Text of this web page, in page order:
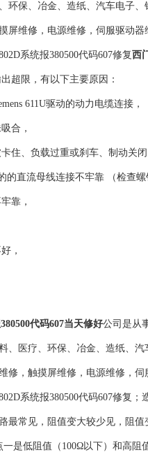
环保、冶金、造纸、汽车电子
屏维修，电源维修，伺服驱动
系统报380500代码607修复西
超限，有以下主要原因：
611U驱动的动力电缆连接，
合，
住、负载过重或刹车、制动关闭
的直流母线连接不牢靠 （检查螺
靠，
，
代码607当天修好公司是从
、医疗、环保、冶金、造纸、
修，触摸屏维修，电源维修，
系统报380500代码607修复
最常见，阻值变大较少见，阻
是低阻值（100Ω以下）和高